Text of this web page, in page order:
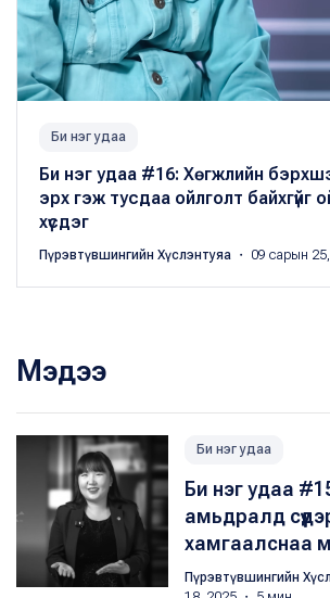
Би нэг удаа
Би нэг удаа #16: Хөгжлийн
эрх гэж тусдаа ойлголт байхгүйг
хүсдэг
Пүрэвтүвшингийн Хүслэнтуяа ・ 09 сарын
Мэдээ
Би нэг удаа
Би нэг удаа
амьдралд
хамгаалснаа
Пүрэвтүвшингийн